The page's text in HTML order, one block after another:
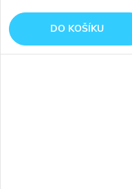
DO KOŠÍKU